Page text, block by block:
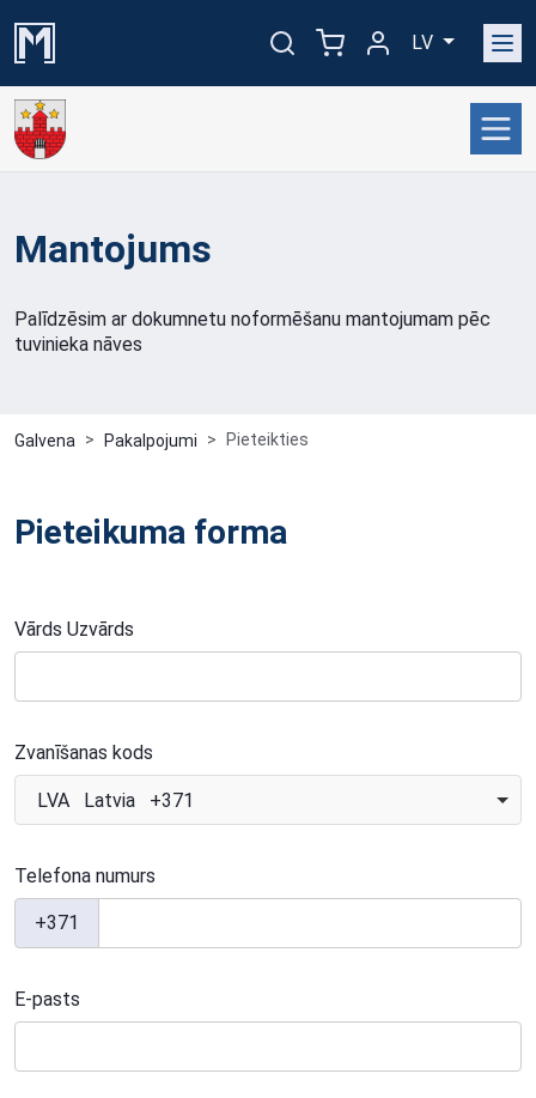
LV
Mantojums
Palīdzēsim ar dokumnetu noformēšanu mantojumam pēc
tuvinieka nāves
Galvena Pakalpojumi Pieteikties
Pieteikuma forma
Vārds Uzvārds
Zvanīšanas kods
LVA Latvia +371
Telefona numurs
+371
E-pasts